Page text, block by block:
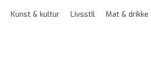
Kunst & kultur Livsstil Mat & drikke